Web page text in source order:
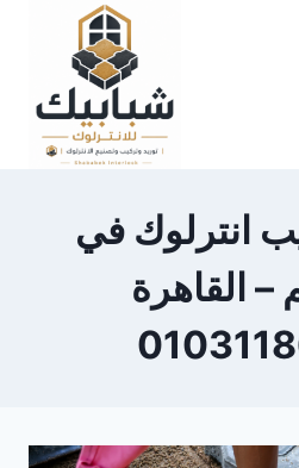
انترلوك في
– القاهرة